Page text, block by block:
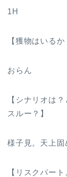
1H
【獲物はいる
おらん
【シナリオは
スルー？】
様子見。天上
【リスクパー